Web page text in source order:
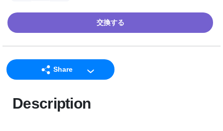
交換する
Share
Facebook
Description